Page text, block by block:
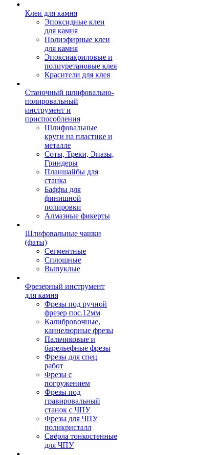
Клеи для камня
Эпоксидные клеи
для камня
Полиэфирные клеи
для камня
Эпоксиакриловые и
полиуретановые клея
Красители для клея
Станочный шлифовально-
полировальный
инструмент и
приспособления
Шлифовальные
круги на пластике и
металле
Соты, Треки, Эпазы,
Гриндеры
Планшайбы для
станка
Баффы для
финишной
полировки
Алмазные фикерты
Шлифовальные чашки
(фаты)
Сегментные
Сплошные
Выпуклые
Фрезерный инструмент
для камня
Фрезы под ручной
фрезер пос.12мм
Калибровочные,
каннелюрные фрезы
Пальчиковые и
барельефные фрезы
Фрезы для спец
работ
Фрезы с
погружением
Фрезы под
гравировальный
станок с ЧПУ
Фрезы для ЧПУ
поликристалл
Свёрла тонкостенные
для ЧПУ